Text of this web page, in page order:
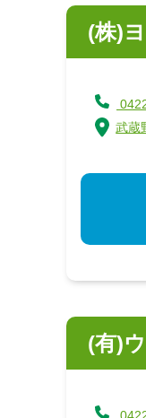
(株)
武蔵
(有)